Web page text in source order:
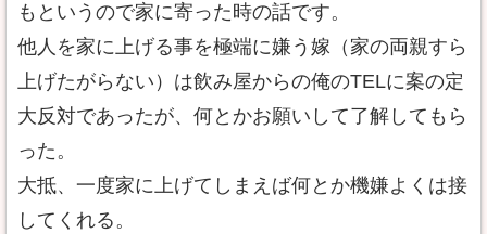
もというので家に寄った時の話です。
他人を家に上げる事を極端に嫌う嫁（家の両親すら
上げたがらない）は飲み屋からの俺のTELに案の定
大反対であったが、何とかお願いして了解してもら
った。
大抵、一度家に上げてしまえば何とか機嫌よくは接
してくれる。